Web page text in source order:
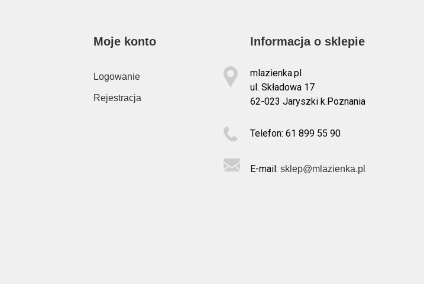
Moje konto
Logowanie
Rejestracja
Informacja o sklepie
mlazienka.pl
ul. Składowa 17
62-023 Jaryszki k.Poznania
Telefon: 61 899 55 90
E-mail: sklep@mlazienka.pl